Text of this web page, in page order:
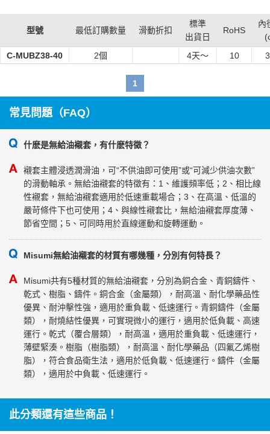
型號 最低訂購數量 滑動折扣
標準
出貨日
RoHS
內
C-MUBZ38-40
2個 4天～ 10
1
常見問題（FAQ）
什麽是無給油襯套，有什麽特徵？
襯套主體浸透潤滑油，可“不供油即可使用”或“可減少供油次數”
的滑動軸承。無給油襯套的特徵有：1、維護頻率低；2、相比線
性襯套，無給油襯套適用於低速重載場合；3、在高溫、低溫的
嚴苛條件下也可使用；4、與線性襯套比，無給油襯套厚度薄、
節省空間；5、可同時用於直線運動和旋轉運動。
Misumi無給油襯套的材質有哪幾種，分別有何特長？
Misumi共有5種材質的無給油襯套，分別為銅合金、青銅鑄件、
乾式、樹脂、鑄件。銅合金（金屬類），耐高溫、耐化學藥品性
優異、耐沖擊性強，適用於重負載、低速運行。青銅鑄件（金屬
類），耐燒結性優異，可實現微小的運行，適用於低負載、高速
運行。乾式（覆合層類），耐高溫，適用於重負載、低速運行，
薄壁緊湊。樹脂（樹脂類），耐高溫、耐化學藥品（四氟乙烯樹
脂），符合食品衛生法，適用於低負載、低速運行。鑄件（金屬
類），適用於中負載、低速運行。
此分類還有這些商品！